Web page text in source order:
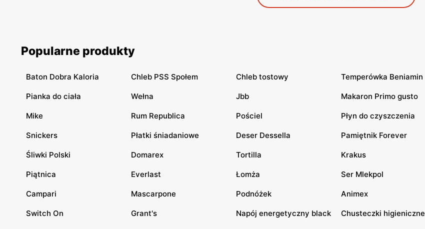
Popularne produkty
Baton Dobra Kaloria Chleb PSS Społem Chleb tostowy Temperówka Beniamin
Pianka do ciała Wełna Jbb Makaron Primo gusto
Mike Rum Republica Pościel Płyn do czyszczenia
Snickers Płatki śniadaniowe Deser Dessella Pamiętnik Forever
Śliwki Polski Domarex Tortilla Krakus
Piątnica Everlast Łomża Ser Mlekpol
Campari Mascarpone Podnóżek Animex
Switch On Grant's Napój energetyczny black Chusteczki higieniczne